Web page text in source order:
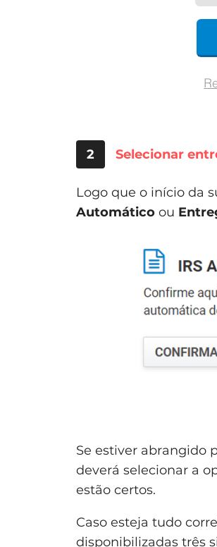
2 Selecionar
Logo que o início da
Automático ou
Se estiver abrangido
deverá selecionar a
estão certos.
Caso esteja tudo
disponibilizadas três